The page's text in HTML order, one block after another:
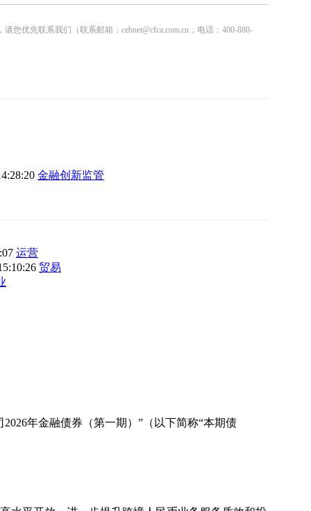
优先联系我们（联系邮箱：cebnet@cfca.com.cn，电话：400-880-
金融创新监管
运营
贸易
年金融债券（第一期）”（以下简称“本期债